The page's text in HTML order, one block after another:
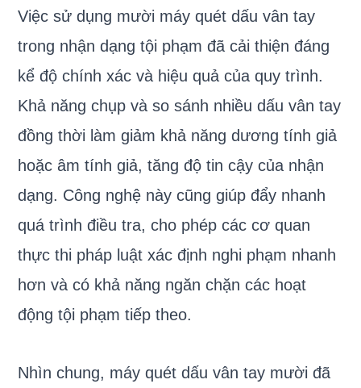
Việc sử dụng mười máy quét dấu vân tay
trong nhận dạng tội phạm đã cải thiện đáng
kể độ chính xác và hiệu quả của quy trình.
Khả năng chụp và so sánh nhiều dấu vân tay
đồng thời làm giảm khả năng dương tính giả
hoặc âm tính giả, tăng độ tin cậy của nhận
dạng. Công nghệ này cũng giúp đẩy nhanh
quá trình điều tra, cho phép các cơ quan
thực thi pháp luật xác định nghi phạm nhanh
hơn và có khả năng ngăn chặn các hoạt
động tội phạm tiếp theo.
Nhìn chung, máy quét dấu vân tay mười đã